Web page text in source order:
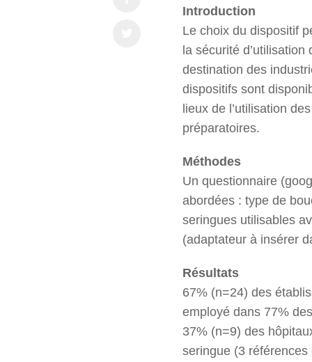
Introduction
Le choix du dispositif
la sécurité
destination des
dispositifs sont
lieux de l’utilisation
préparatoires.
Méthodes
Un questionnaire
abordées : type de
seringues utilisables
(adaptateur à insérer
Résultats
67% (n=24) des
employé dans 77%
37% (n=9) des
seringue (3